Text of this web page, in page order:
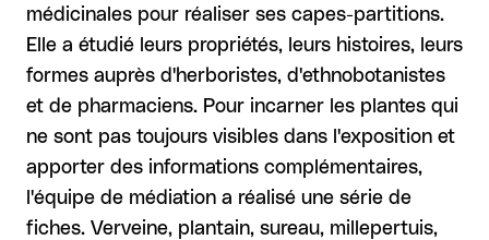
médicinales pour réaliser ses capes-partitions.
Elle a étudié leurs propriétés, leurs histoires, leurs
formes auprès d'herboristes, d'ethnobotanistes
et de pharmaciens. Pour incarner les plantes qui
ne sont pas toujours visibles dans l'exposition et
apporter des informations complémentaires,
l'équipe de médiation a réalisé une série de
fiches. Verveine, plantain, sureau, millepertuis,